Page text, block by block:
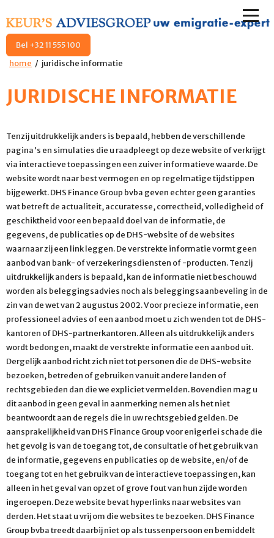
Bel +32 11 555 100
home
juridische informatie
JURIDISCHE INFORMATIE
Tenzij uitdrukkelijk anders is bepaald, hebben de verschillende
pagina's en simulaties die u raadpleegt op deze website of verkrijgt
via interactieve toepassingen een zuiver informatieve waarde. De
website wordt naar best vermogen en op regelmatige tijdstippen
bijgewerkt. DHS Finance Group bvba geven echter geen garanties
wat betreft de actualiteit, accuratesse, correctheid, volledigheid of
geschiktheid voor een bepaald doel van de informatie, de
gegevens, de publicaties op de DHS-website of de websites
waarnaar zij een link leggen. De verstrekte informatie vormt geen
aanbod van bank- of verzekeringsdiensten of -producten. Tenzij
uitdrukkelijk anders is bepaald, kan de informatie niet beschouwd
worden als beleggingsadvies noch als beleggingsaanbeveling in de
zin van de wet van 2 augustus 2002. Voor precieze informatie, een
professioneel advies of een aanbod moet u zich wenden tot de DHS-
kantoren of DHS-partnerkantoren. Alleen als uitdrukkelijk anders
wordt bedongen, maakt de verstrekte informatie een aanbod uit.
Dergelijk aanbod richt zich niet tot personen die de DHS-website
bezoeken, betreden of gebruiken vanuit andere landen of
rechtsgebieden dan die we expliciet vermelden. Bovendien mag u
dit aanbod in geen geval in aanmerking nemen als het niet
beantwoordt aan de regels die in uw rechtsgebied gelden. De
aansprakelijkheid van DHS Finance Group voor enigerlei schade die
het gevolg is van de toegang tot, de consultatie of het gebruik van
de informatie, gegevens en publicaties op de website, en/of de
toegang tot en het gebruik van de interactieve toepassingen, kan
alleen in het geval van opzet of grove fout van hun zijde worden
ingeroepen. Deze website bevat hyperlinks naar websites van
derden. Het staat u vrij om die websites te bezoeken. DHS Finance
Group bvba treedt daarbij niet op als tussenpersoon en bemiddelt